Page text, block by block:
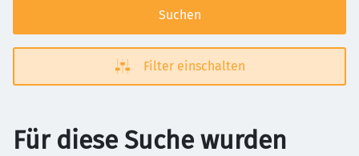
Suchen
Filter einschalten
Für diese Suche wurden